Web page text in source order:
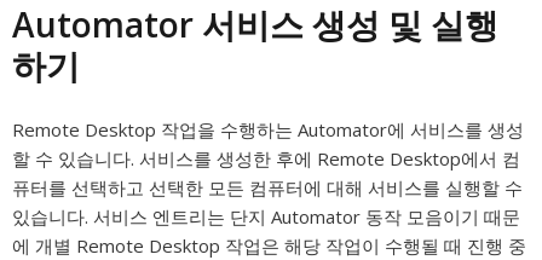
Automator 서비스 생성 및 실행
하기
Remote Desktop 작업을 수행하는 Automator에 서비스를 생성
할 수 있습니다. 서비스를 생성한 후에 Remote Desktop에서 컴
퓨터를 선택하고 선택한 모든 컴퓨터에 대해 서비스를 실행할 수
있습니다. 서비스 엔트리는 단지 Automator 동작 모음이기 때문
에 개별 Remote Desktop 작업은 해당 작업이 수행될 때 진행 중